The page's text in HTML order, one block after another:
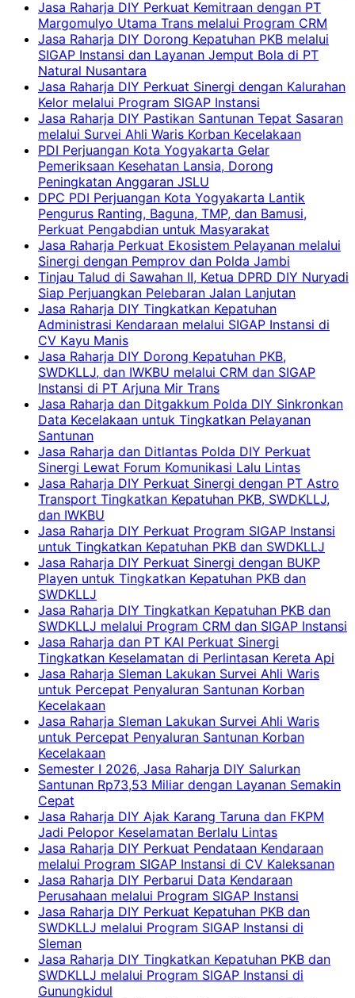
Jasa Raharja DIY Perkuat Kemitraan dengan PT
Margomulyo Utama Trans melalui Program CRM
Jasa Raharja DIY Dorong Kepatuhan PKB melalui
SIGAP Instansi dan Layanan Jemput Bola di PT
Natural Nusantara
Jasa Raharja DIY Perkuat Sinergi dengan Kalurahan
Kelor melalui Program SIGAP Instansi
Jasa Raharja DIY Pastikan Santunan Tepat Sasaran
melalui Survei Ahli Waris Korban Kecelakaan
PDI Perjuangan Kota Yogyakarta Gelar
Pemeriksaan Kesehatan Lansia, Dorong
Peningkatan Anggaran JSLU
DPC PDI Perjuangan Kota Yogyakarta Lantik
Pengurus Ranting, Baguna, TMP, dan Bamusi,
Perkuat Pengabdian untuk Masyarakat
Jasa Raharja Perkuat Ekosistem Pelayanan melalui
Sinergi dengan Pemprov dan Polda Jambi
Tinjau Talud di Sawahan II, Ketua DPRD DIY Nuryadi
Siap Perjuangkan Pelebaran Jalan Lanjutan
Jasa Raharja DIY Tingkatkan Kepatuhan
Administrasi Kendaraan melalui SIGAP Instansi di
CV Kayu Manis
Jasa Raharja DIY Dorong Kepatuhan PKB,
SWDKLLJ, dan IWKBU melalui CRM dan SIGAP
Instansi di PT Arjuna Mir Trans
Jasa Raharja dan Ditgakkum Polda DIY Sinkronkan
Data Kecelakaan untuk Tingkatkan Pelayanan
Santunan
Jasa Raharja dan Ditlantas Polda DIY Perkuat
Sinergi Lewat Forum Komunikasi Lalu Lintas
Jasa Raharja DIY Perkuat Sinergi dengan PT Astro
Transport Tingkatkan Kepatuhan PKB, SWDKLLJ,
dan IWKBU
Jasa Raharja DIY Perkuat Program SIGAP Instansi
untuk Tingkatkan Kepatuhan PKB dan SWDKLLJ
Jasa Raharja DIY Perkuat Sinergi dengan BUKP
Playen untuk Tingkatkan Kepatuhan PKB dan
SWDKLLJ
Jasa Raharja DIY Tingkatkan Kepatuhan PKB dan
SWDKLLJ melalui Program CRM dan SIGAP Instansi
Jasa Raharja dan PT KAI Perkuat Sinergi
Tingkatkan Keselamatan di Perlintasan Kereta Api
Jasa Raharja Sleman Lakukan Survei Ahli Waris
untuk Percepat Penyaluran Santunan Korban
Kecelakaan
Jasa Raharja Sleman Lakukan Survei Ahli Waris
untuk Percepat Penyaluran Santunan Korban
Kecelakaan
Semester I 2026, Jasa Raharja DIY Salurkan
Santunan Rp73,53 Miliar dengan Layanan Semakin
Cepat
Jasa Raharja DIY Ajak Karang Taruna dan FKPM
Jadi Pelopor Keselamatan Berlalu Lintas
Jasa Raharja DIY Perkuat Pendataan Kendaraan
melalui Program SIGAP Instansi di CV Kaleksanan
Jasa Raharja DIY Perbarui Data Kendaraan
Perusahaan melalui Program SIGAP Instansi
Jasa Raharja DIY Perkuat Kepatuhan PKB dan
SWDKLLJ melalui Program SIGAP Instansi di
Sleman
Jasa Raharja DIY Tingkatkan Kepatuhan PKB dan
SWDKLLJ melalui Program SIGAP Instansi di
Gunungkidul